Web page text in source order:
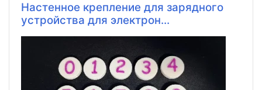
Настенное крепление для зарядного
устройства для электрон...